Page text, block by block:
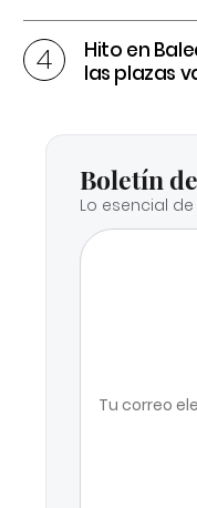
Hito en
las plazas
Boletín
Lo esencial